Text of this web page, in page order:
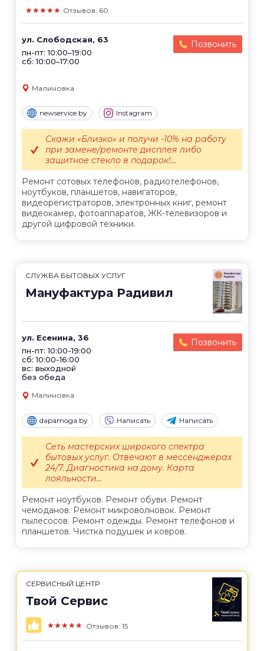
★★★★★ Отзывов: 60
ул. Слободская, 63
пн-пт: 10:00–19:00
сб: 10:00–17:00
Позвонить
Малиновка
newservice.by Instagram
Ремонт сотовых телефонов, радиотелефонов,
ноутбуков, планшетов, навигаторов,
видеорегистраторов, электронных книг, ремонт
видеокамер, фотоаппаратов, ЖК-телевизоров и
другой цифровой техники.
Скажи «Близко» и получи -10% на работу
при замене/ремонте дисплея либо
защитное стекло в подарок!...
СЛУЖБА БЫТОВЫХ УСЛУГ
Мануфактура Радивил
ул. Есенина, 36
пн-пт: 10:00-19:00
сб: 10:00-16:00
вс: выходной
без обеда
Позвонить
Малиновка
dapamoga.by Написать Написать
Ремонт ноутбуков. Ремонт обуви. Ремонт
чемоданов. Ремонт микроволновок. Ремонт
пылесосов. Ремонт одежды. Ремонт телефонов и
планшетов. Чистка подушек и ковров.
Сеть мастерских широкого спектра
бытовых услуг. Отвечают в мессенджерах
24/7. Диагностика на дому. Карта
лояльности...
СЕРВИСНЫЙ ЦЕНТР
Твой Сервис
★★★★★ Отзывов: 15